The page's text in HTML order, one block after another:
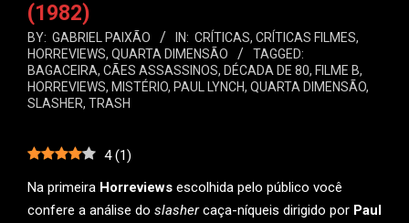
(1982)
BY: GABRIEL PAIXÃO IN: CRÍTICAS, CRÍTICAS FILMES,
HORREVIEWS, QUARTA DIMENSÃO
TAGGED:
BAGACEIRA, CÃES ASSASSINOS, DÉCADA DE 80, FILME B,
HORREVIEWS, MISTÉRIO, PAUL LYNCH, QUARTA DIMENSÃO,
SLASHER, TRASH
4 (1)
Na primeira Horreviews escolhida pelo público você
confere a análise do slashercaça-níqueis dirigido por Paul